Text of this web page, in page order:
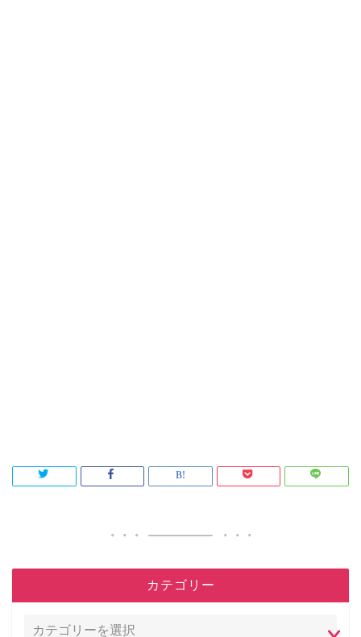
カテゴリー